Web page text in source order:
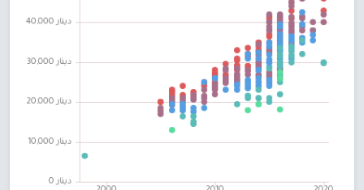
متوسط ​​السعر :5,800 دينار
Ford Fusion
Ford Focus C-MAX